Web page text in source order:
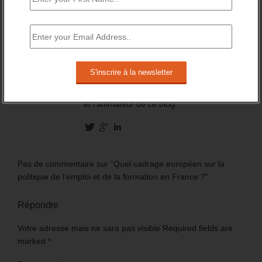
Daniel Lamar mène des missions dans le
domaine des politiques et stratégies
l’orientation professionnelle, de la
et l'animateur de ce blog.
Pas de commentaire sur “Quel cadrage européen sur la
politique de l’emploi et de la formation en France ?”
Répondre
Votre adresse mais ne sara pas visible Required fields are
marked *